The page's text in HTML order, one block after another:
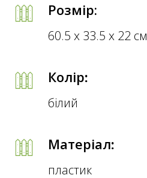
Розмір:
60.5 х 33.5 х 22 см
Колір:
білий
Матеріал:
пластик